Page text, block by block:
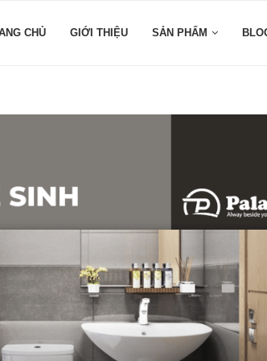
CHỦ GIỚI THIỆU SẢN PHẨM